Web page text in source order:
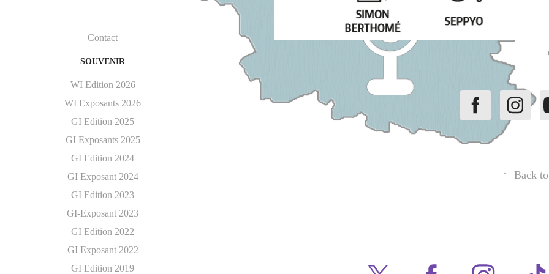
Contact
SOUVENIR
WI Edition 2026
WI Exposants 2026
GI Edition 2025
GI Exposants 2025
GI Edition 2024
GI Exposant 2024
GI Edition 2023
GI-Exposant 2023
GI Edition 2022
GI Exposant 2022
GI Edition 2019
↑ Back